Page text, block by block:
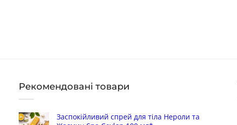
Рекомендовані товари
Заспокійливий спрей для тіла Нероли та